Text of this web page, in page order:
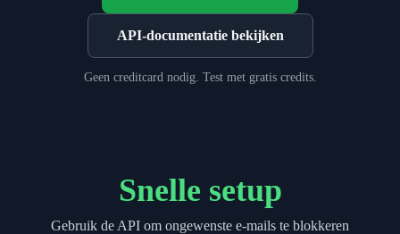
API-documentatie bekijken
Geen creditcard nodig. Test met gratis credits.
Snelle setup
Gebruik de API om ongewenste e-mails te blokkeren